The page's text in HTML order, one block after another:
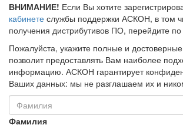
ВНИМАНИЕ! Если Вы хотите
кабинете службы поддержки АСКОН, в том
получения дистрибутивов ПО, перейдите по
Пожалуйста, укажите полные и
позволит предоставлять Вам наиболее
информацию. АСКОН гарантирует
Ваших данных: мы не разглашаем их и
Фамилия